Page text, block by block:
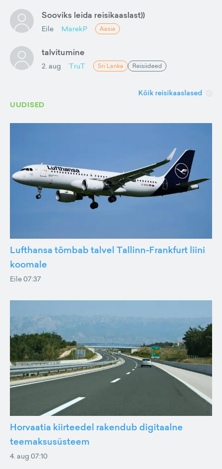
Sooviks leida reisikaaslast))
Eile MarekP Aasia
talvitumine
2. aug TruT Sri Lanka Reisiideed
Kõik reisikaaslased
UUDISED
Lufthansa tõmbab talvel Tallinn-Frankfurt liini
koomale
Eile 07:37
Horvaatia kiirteedel rakendub digitaalne
teemaksusüsteem
4. aug 07:10